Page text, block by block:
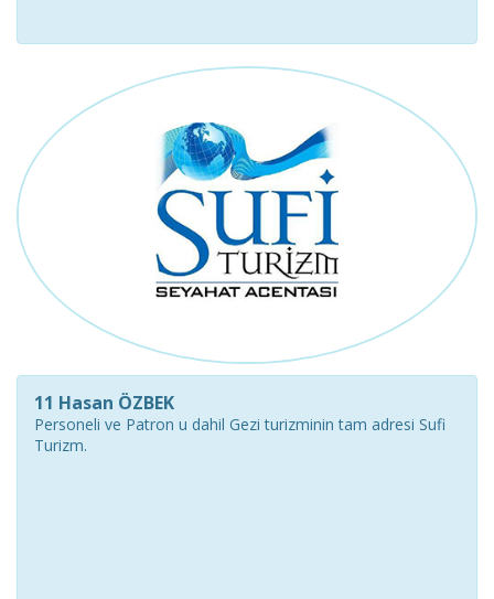
11 Hasan ÖZBEK
Personeli ve Patron u dahil Gezi turizminin tam adresi Sufi
Turizm.